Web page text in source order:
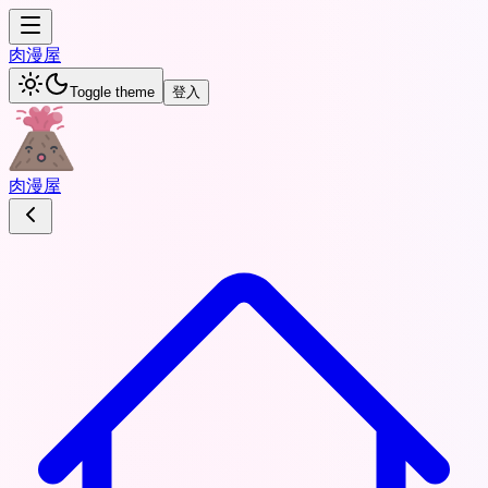
肉漫屋
Toggle theme 登入
肉漫屋